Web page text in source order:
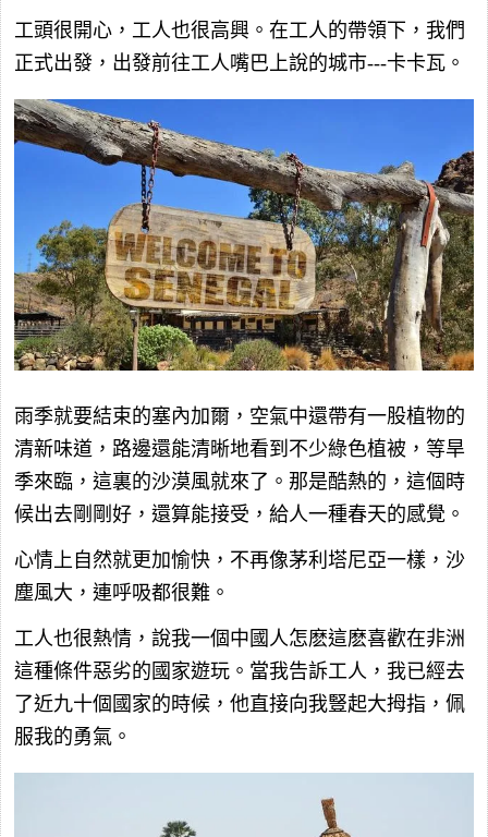
工頭很開心，工人也很高興。在工人的帶領下，我們
正式出發，出發前往工人嘴巴上說的城市---卡卡瓦。
雨季就要結束的塞內加爾，空氣中還帶有一股植物的
清新味道，路邊還能清晰地看到不少綠色植被，等旱
季來臨，這裏的沙漠風就來了。那是酷熱的，這個時
候出去剛剛好，還算能接受，給人一種春天的感覺。
心情上自然就更加愉快，不再像茅利塔尼亞一樣，沙
塵風大，連呼吸都很難。
工人也很熱情，說我一個中國人怎麽這麽喜歡在非洲
這種條件惡劣的國家遊玩。當我告訴工人，我已經去
了近九十個國家的時候，他直接向我豎起大拇指，佩
服我的勇氣。